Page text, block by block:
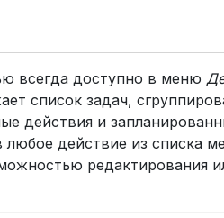
всегда доступно в меню
список задач,
действия и
действие из списка
редактирования